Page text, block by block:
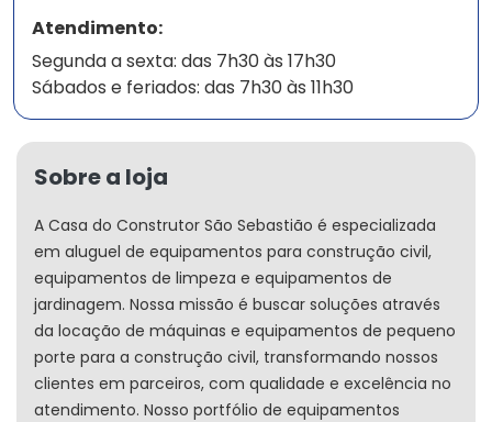
Atendimento:
Segunda a sexta: das 7h30 às 17h30
Sábados e feriados: das 7h30 às 11h30
Sobre a loja
A Casa do Construtor São Sebastião é especializada
em aluguel de equipamentos para construção civil,
equipamentos de limpeza e equipamentos de
jardinagem. Nossa missão é buscar soluções através
da locação de máquinas e equipamentos de pequeno
porte para a construção civil, transformando nossos
clientes em parceiros, com qualidade e excelência no
atendimento. Nosso portfólio de equipamentos